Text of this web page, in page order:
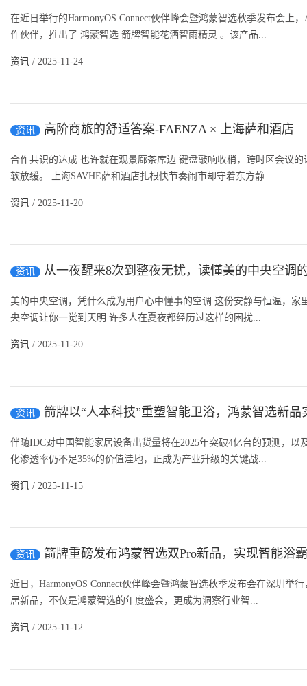
在近日举行的HarmonyOS Connect伙伴峰会暨鸿蒙智选秋季发布会上
作伙伴，推出了 鸿蒙智选 箭牌智能花洒智雨精灵 。该产品...
资讯 / 2025-11-24
资讯 高阶商旅的舒适答案-FAENZA × 上海萨和酒店
合作共识的达成 也许就在观景廊茶席边 键盘敲响收梢，跨时区会议
软放缓。 上海SAVHE萨和酒店扎根快节奏闹市却守着东方静...
资讯 / 2025-11-20
资讯 从一夜醒来8次到整夜无扰，读懂美的中央空调
美的中央空调，凭什么成为用户心中懂事的空调 这份安静与恒温，
央空调让你一觉到天明 许多人在夏夜都经历过这样的困扰...
资讯 / 2025-11-20
资讯 箭牌以“人本科技”重塑智能卫浴，鸿蒙智选新品
伴随IDC对中国智能家居设备出货量将在2025年突破4亿台的预测，
化渗透率仍不足35%的价值洼地，正成为产业升级的关键战...
资讯 / 2025-11-15
资讯 箭牌重磅发布鸿蒙智选双Pro新品，实现智能浴
近日，HarmonyOS Connect伙伴峰会暨鸿蒙智选秋季发布会在深圳举
居新品，不仅是鸿蒙智选的年度盛会，更成为洞察行业智...
资讯 / 2025-11-12